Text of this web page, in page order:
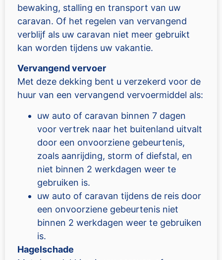
bewaking, stalling en transport van uw
caravan. Of het regelen van vervangend
verblijf als uw caravan niet meer gebruikt
kan worden tijdens uw vakantie.
Vervangend vervoer
Met deze dekking bent u verzekerd voor de
huur van een vervangend vervoermiddel als:
uw auto of caravan binnen 7 dagen
voor vertrek naar het buitenland uitvalt
door een onvoorziene gebeurtenis,
zoals aanrijding, storm of diefstal, en
niet binnen 2 werkdagen weer te
gebruiken is.
uw auto of caravan tijdens de reis door
een onvoorziene gebeurtenis niet
binnen 2 werkdagen weer te gebruiken
is.
Hagelschade